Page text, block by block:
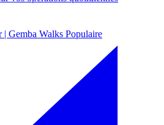
| Gemba Walks Populaire